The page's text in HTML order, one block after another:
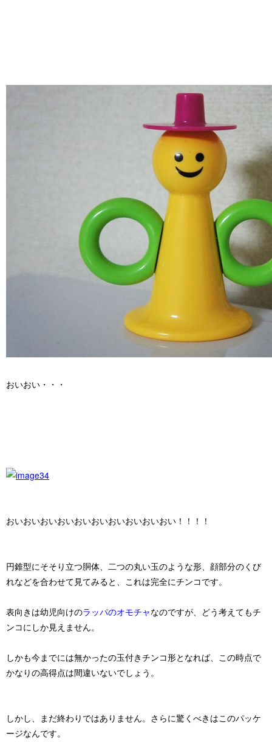
おいおい・・・
おいおいおいおいおいおいおいおいおいおい！！！！
円錐型にそそり立つ胴体、二つの丸い玉のような形、顔部分のくび
れなどを合わせて見てみると、これは完全にチンコです。
表向きは幼児向けのラッパのオモチャなのですが、どう考えてもチ
ンコにしか見えません。
しかも今までには無かったの玉付きチンコ形となれば、この時点で
かなりの高得点は間違いないでしょう。
しかし、まだ終わりではありません。さらに驚くべきはこのパッケ
ージなんです。